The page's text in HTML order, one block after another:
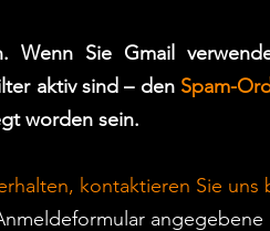
Wenn Sie Gmail
aktiv sind – denSpam-
worden sein.
kontaktieren Sie uns
angegebene